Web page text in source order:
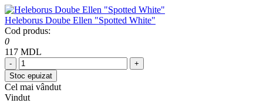
Heleborus Doube Ellen "Spotted White"
Cod produs:
0
117 MDL
-
+
Stoc epuizat
Cel mai vândut
Vindut